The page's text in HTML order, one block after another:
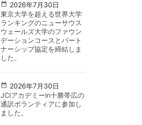
2026年7月30日
東京大学を超える世界大学
ランキングのニューサウス
ウェールズ大学のファウン
デーションコースとパート
ナーシップ協定を締結しま
した。
2026年7月30日
JCIアカデミーin十勝帯広の
通訳ボランティアに参加し
ました。